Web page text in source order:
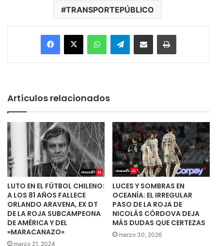
TRANSPORTEPÚBLICO
Facebook
X WhatsAppTelegramEnviar vía email Imprimir
Artículos relacionados
LUTO EN EL FÚTBOL CHILENO:
A LOS 81 AÑOS FALLECE
ORLANDO ARAVENA, EX DT
DE LA ROJA SUBCAMPEONA
DE AMÉRICA Y DEL
«MARACANAZO»
marzo 21, 2024
LUCES Y SOMBRAS EN
OCEANÍA: EL IRREGULAR
PASO DE LA ROJA DE
NICOLÁS CÓRDOVA DEJA
MÁS DUDAS QUE CERTEZAS
marzo 30, 2026